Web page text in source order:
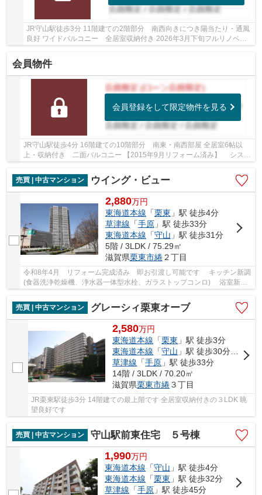
JR守山駅徒歩3分 11階建ての2階部分 南西向きにつき陽当たり・通風
良好 ワイドバルコニー 全居室収納付き 2026年3月下旬フルリノベー
会員物件
会員登録をして限定物件を見る
JR守山駅徒歩4分 16階建ての10階部分 南東・南西部屋 全居室6帖以
上・収納付き 二面バルコニー 【2015年9月リフォーム済み】 システ
売買 | 中古マンション
ウイング・ビュー
2,880万円
東海道本線 「栗東 」駅 徒歩4分
草津線 「手原」駅 徒歩33分
東海道本線 「守山 」駅 徒歩31分
5階 / 3LDK / 75.29㎡
滋賀県栗東市綣２丁目
令和8年4月 リフォーム完成済み 即お引渡し可能です キッチン新調
(食器洗浄乾燥機、浄水器一体型水栓、ガラストップコンロ) 浴室新調
売買 | 中古マンション
グレーシィ栗東オーブ
2,580万円
東海道本線 「栗東 」駅 徒歩3分
東海道本線 「守山 」駅 徒歩30分車4分 3.2km
草津線 「手原 」駅 徒歩33分
14階 / 3LDK / 70.20㎡
滋賀県栗東市綣３丁目
JR栗東駅徒歩3分 14階建ての最上階です 全居室収納付きの３LDK 眺
望良好です
売買 | 中古マンション 守山駅前東住宅 ５号棟
1,990万円
東海道本線 「守山 」駅 徒歩4分
東海道本線 「栗東 」駅 徒歩32分
草津線 「手原 」駅 徒歩45分